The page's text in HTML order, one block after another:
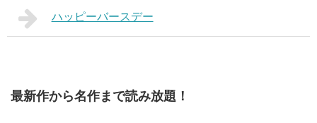
ハッピーバースデー
最新作から名作まで読み放題！